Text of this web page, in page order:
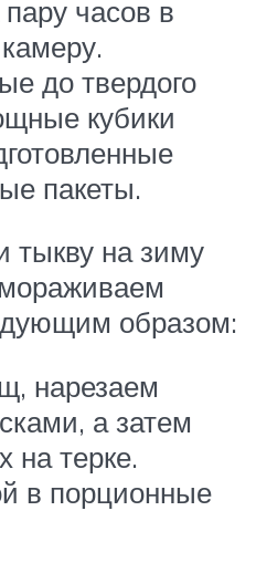
часов в
до твердого
кубики
пакеты.
тыкву на зиму
образом:
нарезаем
а затем
на терке.
в порционные